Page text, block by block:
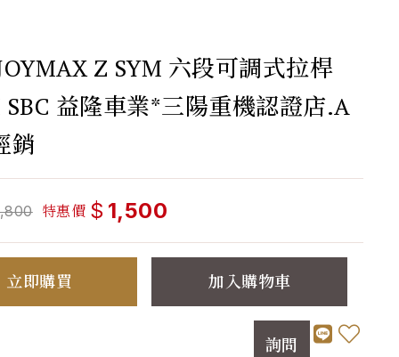
Z SYM 六段可調式拉桿
SBC 益隆車業*三陽重機認證店.A
銷
特惠價 $ 1,500
立即購買 加入購物車
詢問